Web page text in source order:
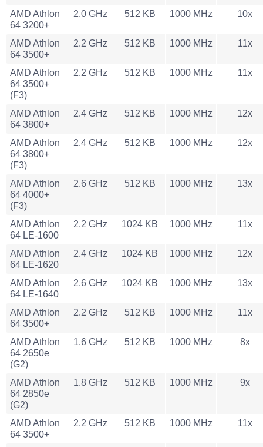
AMD Athlon
64 3200+
2.0 GHz 512 KB 1000 MHz 10x
AMD Athlon
64 3500+
2.2 GHz 512 KB 1000 MHz 11x
AMD Athlon
64 3500+
(F3)
2.2 GHz 512 KB 1000 MHz 11x
AMD Athlon
64 3800+
2.4 GHz 512 KB 1000 MHz 12x
AMD Athlon
64 3800+
(F3)
2.4 GHz 512 KB 1000 MHz 12x
AMD Athlon
64 4000+
(F3)
2.6 GHz 512 KB 1000 MHz 13x
AMD Athlon
64 LE-1600
2.2 GHz 1024 KB 1000 MHz 11x
AMD Athlon
64 LE-1620
2.4 GHz 1024 KB 1000 MHz 12x
AMD Athlon
64 LE-1640
2.6 GHz 1024 KB 1000 MHz 13x
AMD Athlon
64 3500+
2.2 GHz 512 KB 1000 MHz 11x
AMD Athlon
64 2650e
(G2)
1.6 GHz 512 KB 1000 MHz 8x
AMD Athlon
64 2850e
(G2)
1.8 GHz 512 KB 1000 MHz 9x
AMD Athlon
64 3500+
2.2 GHz 512 KB 1000 MHz 11x